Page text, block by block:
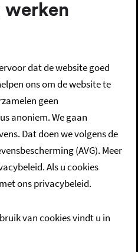
is gelegd, moet u het
brengen. Zij brengen de
werken
dat de website goed
ons om de website te
geen
anoniem. We gaan
Dat doen we volgens de
(AVG). Meer
Als u cookies
ons privacybeleid.
van cookies vindt u in